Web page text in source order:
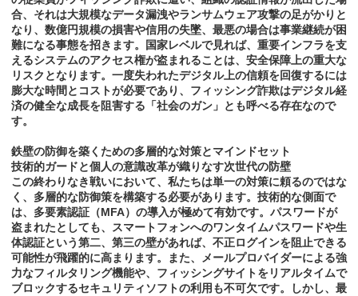
合、それは大規模なデータ漏洩やランサムウェア攻撃の足がかりと
なり、数億円規模の損害や信用の失墜、最悪の場合は事業継続が困
難になる事態を招きます。国家レベルで見れば、重要インフラを支
えるシステムのアクセス権が盗まれることは、安全保障上の重大な
リスクとなります。一度失われたデジタル上の信頼を回復するには
膨大な時間とコストが必要であり、フィッシング詐欺はデジタル経
済の健全な成長を阻害する「社会のガン」とも呼べる存在なので
す。
鉄壁の防御を築くための多層的な対策とマインドセット
技術的ガードと個人の意識改革が織りなす次世代の防壁
この終わりなき戦いにおいて、私たちは単一の対策に頼るのではな
く、多層的な防御策を構築する必要があります。技術的な側面で
は、多要素認証（MFA）の導入が極めて有効です。パスワードが
盗まれたとしても、スマートフォンへのワンタイムパスワードや生
体認証という第二、第三の壁があれば、不正ログインを阻止できる
可能性が飛躍的に高まります。また、メールプロバイダーによる強
力なフィルタリング機能や、フィッシングサイトをリアルタイムで
ブロックするセキュリティソフトの利用も不可欠です。しかし、最